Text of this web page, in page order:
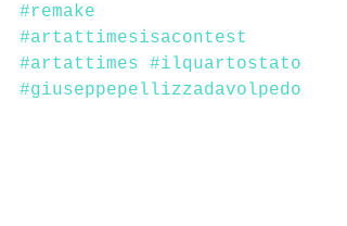
#remake
#artattimesisacontest
#artattimes
#ilquartostato
#giuseppepellizzadavolpedo